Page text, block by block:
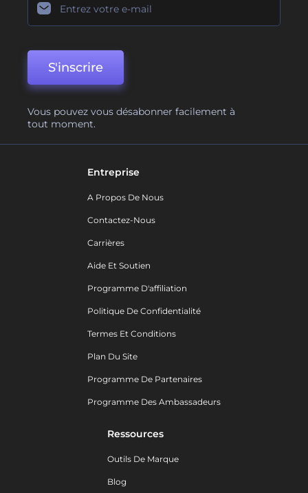
S'inscrire
Vous pouvez vous désabonner facilement à
tout moment.
Entreprise
A Propos De Nous
Contactez-Nous
Carrières
Aide Et Soutien
Programme D'affiliation
Politique De Confidentialité
Termes Et Conditions
Plan Du Site
Programme De Partenaires
Programme Des Ambassadeurs
Ressources
Outils De Marque
Blog